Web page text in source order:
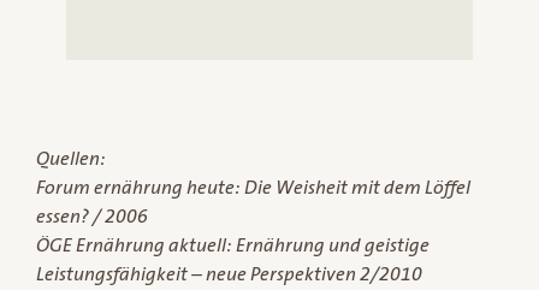
Quellen:
Forum ernährung heute: Die Weisheit mit dem Löffel
essen? / 2006
ÖGE Ernährung aktuell: Ernährung und geistige
Leistungsfähigkeit – neue Perspektiven 2/2010